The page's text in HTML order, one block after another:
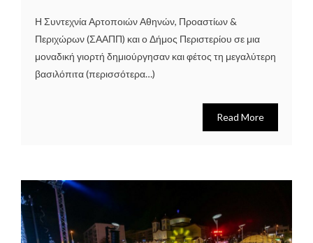
Η Συντεχνία Αρτοποιών Αθηνών, Προαστίων &
Περιχώρων (ΣΑΑΠΠ) και ο Δήμος Περιστερίου σε μια
μοναδική γιορτή δημιούργησαν και φέτος τη μεγαλύτερη
βασιλόπιτα (περισσότερα…)
Read More